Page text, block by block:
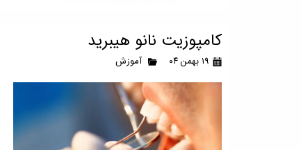
کامپوزیت نانو هیبرید
۱۹ بهمن ۰۴
آموزش